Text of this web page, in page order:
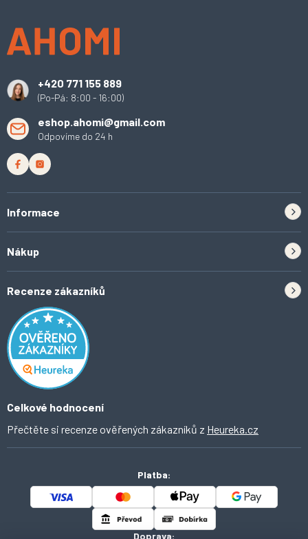
+420 771 155 889
(Po-Pá: 8:00 - 16:00)
eshop.ahomi@gmail.com
Odpovíme do 24 h
Informace
Tipy do kuchyně
Inspirace a trendy
Domácí vychytávky
O Ahomi
Nákup
Odstoupení od smlouvy
Obchodní podmínky
Ochrana osobních údajů
Recenze zákazníků
Celkové hodnocení
Přečtěte si recenze ověřených zákazníků z Heureka.cz
Platba:
Doprava: